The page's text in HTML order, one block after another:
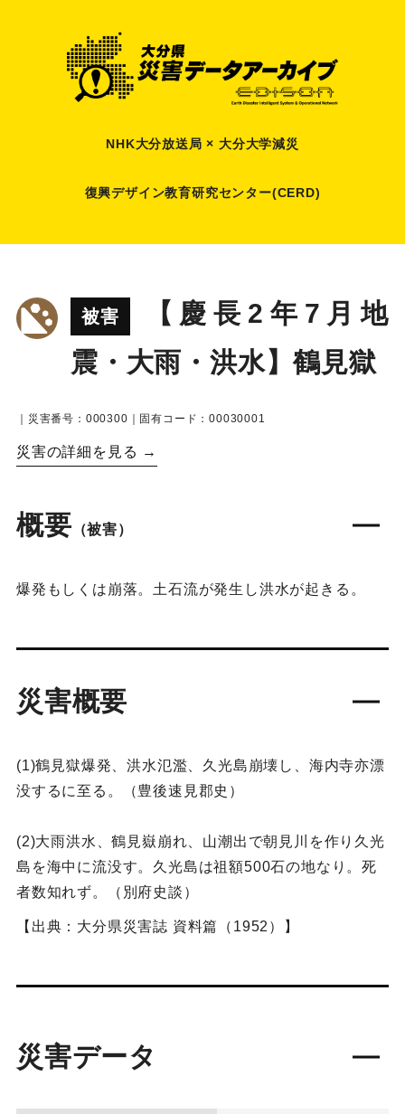
NHK大分放送局 × 大分大学減災
復興デザイン教育研究センター(CERD)
被害
【慶長2年7月地
震・大雨・洪水】鶴見獄
｜災害番号：000300｜固有コード：00030001
災害の詳細を見る →
概要 （被害）
爆発もしくは崩落。土石流が発生し洪水が起きる。
災害概要
(1)鶴見獄爆発、洪水氾濫、久光島崩壊し、海内寺亦漂
没するに至る。（豊後速見郡史）
(2)大雨洪水、鶴見嶽崩れ、山潮出で朝見川を作り久光
島を海中に流没す。久光島は祖額500石の地なり。死
者数知れず。（別府史談）
【出典：大分県災害誌 資料篇（1952）】
災害データ